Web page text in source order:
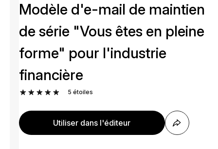
Modèle d'e-mail de maintien
de série "Vous êtes en pleine
forme" pour l'industrie
financière
5 étoiles
Utiliser dans l'éditeur